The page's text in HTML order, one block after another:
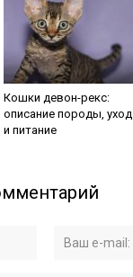
Кошки девон-рекс:
описание породы, уход
и питание